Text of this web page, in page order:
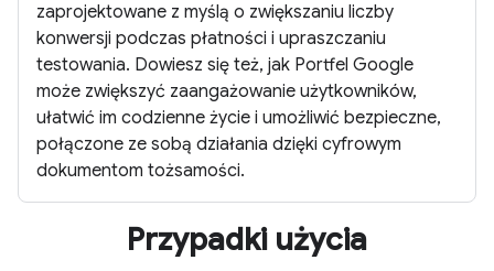
zaprojektowane z myślą o zwiększaniu liczby
konwersji podczas płatności i upraszczaniu
testowania. Dowiesz się też, jak Portfel Google
może zwiększyć zaangażowanie użytkowników,
ułatwić im codzienne życie i umożliwić bezpieczne,
połączone ze sobą działania dzięki cyfrowym
dokumentom tożsamości.
Przypadki użycia